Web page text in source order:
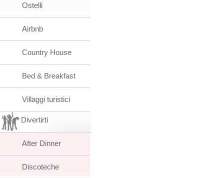
Ostelli
Airbnb
Country House
Bed & Breakfast
Villaggi turistici
Divertirti
After Dinner
Discoteche